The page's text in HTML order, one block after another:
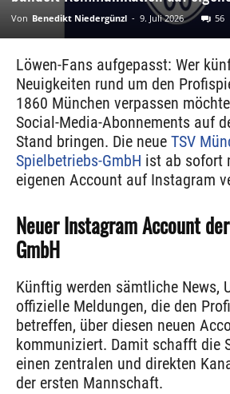
Von Benedikt Niedergünzl - 9. Juli 2026 56
Löwen-Fans aufgepasst: Wer
Neuigkeiten rund um den
1860 München verpassen
Social-Media-Abonnements auf
Stand bringen. Die neue TSV
Spielbetriebs-GmbH ist ab sofort
eigenen Account auf Instagram
Neuer Instagram Account
GmbH
Künftig werden sämtliche News,
offizielle Meldungen, die den
betreffen, über diesen neuen
kommuniziert. Damit schafft die
einen zentralen und direkten
der ersten Mannschaft.